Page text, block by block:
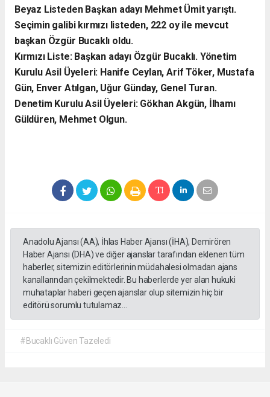
Beyaz Listeden Başkan adayı Mehmet Ümit yarıştı.
Seçimin galibi kırmızı listeden, 222 oy ile mevcut
başkan Özgür Bucaklı oldu.
Kırmızı Liste: Başkan adayı Özgür Bucaklı. Yönetim
Kurulu Asil Üyeleri: Hanife Ceylan, Arif Töker, Mustafa
Gün, Enver Atılgan, Uğur Günday, Genel Turan.
Denetim Kurulu Asil Üyeleri: Gökhan Akgün, İlhamı
Güldüren, Mehmet Olgun.
Anadolu Ajansı (AA), İhlas Haber Ajansı (İHA), Demirören
Haber Ajansı (DHA) ve diğer ajanslar tarafından eklenen tüm
haberler, sitemizin editörlerinin müdahalesi olmadan ajans
kanallarından çekilmektedir. Bu haberlerde yer alan hukuki
muhataplar haberi geçen ajanslar olup sitemizin hiç bir
editörü sorumlu tutulamaz...
#Bucaklı Güven Tazeledi